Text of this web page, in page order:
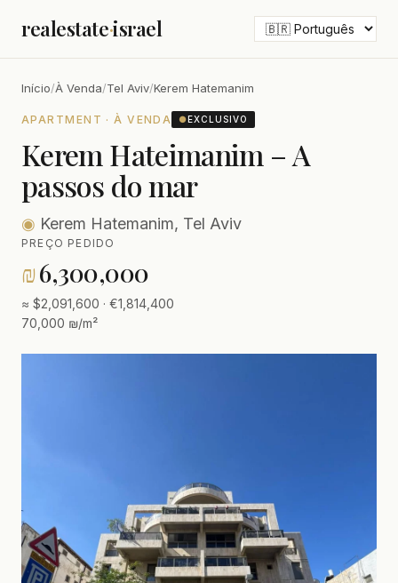
realestate·israel
Início/À Venda/Tel Aviv/Kerem Hatemanim
APARTMENT · À VENDA ●EXCLUSIVO
Kerem Hateimanim – A
passos do mar
◉ Kerem Hatemanim, Tel Aviv
PREÇO PEDIDO
₪6,300,000
≈ $2,091,600 · €1,814,400
70,000 ₪/m²